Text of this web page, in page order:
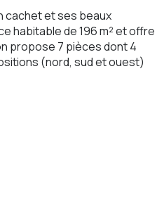
cachet et ses beaux
habitable de 196 m² et offre
propose 7 pièces dont 4
(nord, sud et ouest)
À l'extérieur,
dans un environnement